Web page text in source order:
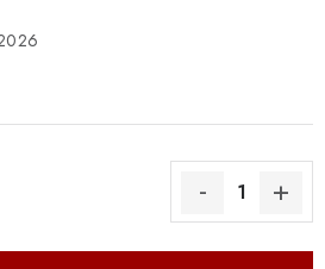
Ochrana osobných údajov